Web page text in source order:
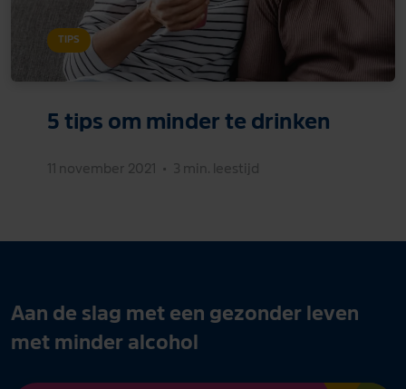
TIPS
5 tips om minder te drinken
11 november 2021 • 3 min. leestijd
Aan de slag met een gezonder leven
met minder alcohol